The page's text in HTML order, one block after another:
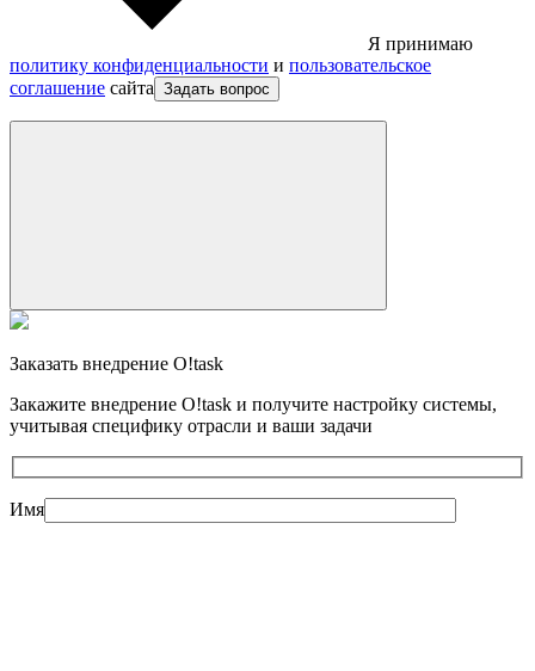
Я принимаю
политику конфиденциальности и пользовательское
соглашение сайта Задать вопрос
Заказать внедрение O!task
Закажите внедрение O!task и получите настройку системы,
учитывая специфику отрасли и ваши задачи
Имя